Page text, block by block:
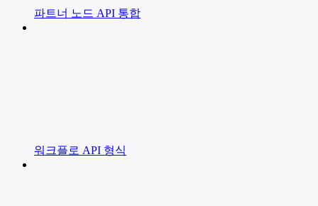
파트너 노드 API 통합
워크플로 API 형식